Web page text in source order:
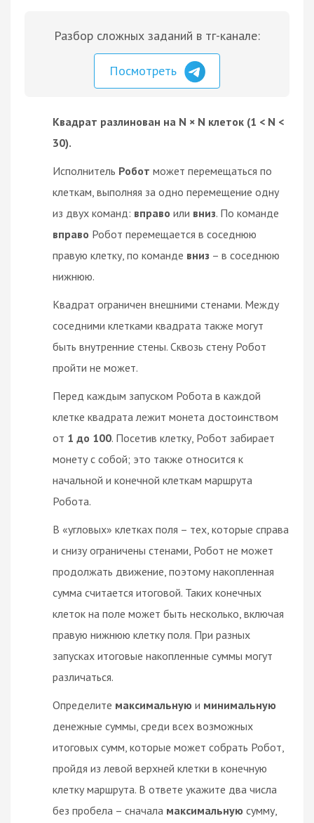
Разбор сложных заданий в тг-канале:
Посмотреть
Квадрат разлинован на N × N клеток (1 < N <
30).
Исполнитель Робот может перемещаться по
клеткам, выполняя за одно перемещение одну
из двух команд: вправо или вниз. По команде
вправо Робот перемещается в соседнюю
правую клетку, по команде вниз – в соседнюю
нижнюю.
Квадрат ограничен внешними стенами. Между
соседними клетками квадрата также могут
быть внутренние стены. Сквозь стену Робот
пройти не может.
Перед каждым запуском Робота в каждой
клетке квадрата лежит монета достоинством
от 1 до 100. Посетив клетку, Робот забирает
монету с собой; это также относится к
начальной и конечной клеткам маршрута
Робота.
В «угловых» клетках поля – тех, которые справа
и снизу ограничены стенами, Робот не может
продолжать движение, поэтому накопленная
сумма считается итоговой. Таких конечных
клеток на поле может быть несколько, включая
правую нижнюю клетку поля. При разных
запусках итоговые накопленные суммы могут
различаться.
Определите максимальную и минимальную
денежные суммы, среди всех возможных
итоговых сумм, которые может собрать Робот,
пройдя из левой верхней клетки в конечную
клетку маршрута. В ответе укажите два числа
без пробела – сначала максимальную сумму,